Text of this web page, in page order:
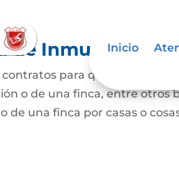
Inicio
de Inmuebles
contratos para que una
o de una finca, entre otros
de una finca por casas o